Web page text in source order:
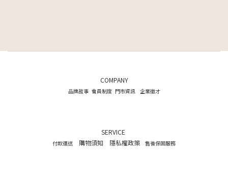
COMPANY
品牌故事 會員制度 門市資訊 企業徵才
SERVICE
付款運送 購物須知 隱私權政策 售後保固服務